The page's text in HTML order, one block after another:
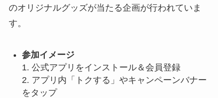
のオリジナルグッズが当たる企画が行われていま
す。
参加イメージ
1. 公式アプリをインストール＆会員登録
2. アプリ内「トクする」やキャンペーンバナー
をタップ